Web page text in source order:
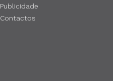
Publicidade
Contactos